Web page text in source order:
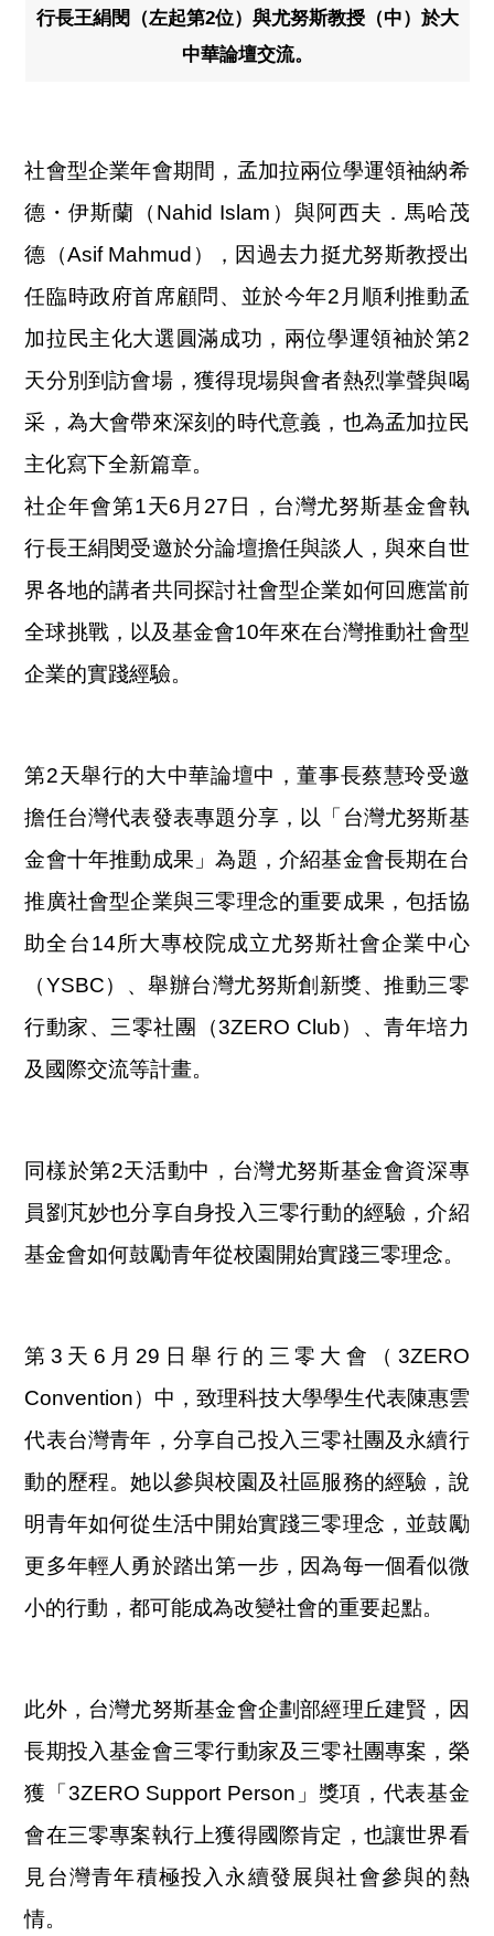
行長王絹閔（左起第2位）與尤努斯教授（中）於大
中華論壇交流。
社會型企業年會期間，孟加拉兩位學運領袖納希
德・伊斯蘭（Nahid Islam）與阿西夫．馬哈茂
德（Asif Mahmud），因過去力挺尤努斯教授出
任臨時政府首席顧問、並於今年2月順利推動孟
加拉民主化大選圓滿成功，兩位學運領袖於第2
天分別到訪會場，獲得現場與會者熱烈掌聲與喝
采，為大會帶來深刻的時代意義，也為孟加拉民
主化寫下全新篇章。
社企年會第1天6月27日，台灣尤努斯基金會執
行長王絹閔受邀於分論壇擔任與談人，與來自世
界各地的講者共同探討社會型企業如何回應當前
全球挑戰，以及基金會10年來在台灣推動社會型
企業的實踐經驗。
第2天舉行的大中華論壇中，董事長蔡慧玲受邀
擔任台灣代表發表專題分享，以「台灣尤努斯基
金會十年推動成果」為題，介紹基金會長期在台
推廣社會型企業與三零理念的重要成果，包括協
助全台14所大專校院成立尤努斯社會企業中心
（YSBC）、舉辦台灣尤努斯創新獎、推動三零
行動家、三零社團（3ZERO Club）、青年培力
及國際交流等計畫。
同樣於第2天活動中，台灣尤努斯基金會資深專
員劉芃妙也分享自身投入三零行動的經驗，介紹
基金會如何鼓勵青年從校園開始實踐三零理念。
第3天6月29日舉行的三零大會（3ZERO
Convention）中，致理科技大學學生代表陳惠雲
代表台灣青年，分享自己投入三零社團及永續行
動的歷程。她以參與校園及社區服務的經驗，說
明青年如何從生活中開始實踐三零理念，並鼓勵
更多年輕人勇於踏出第一步，因為每一個看似微
小的行動，都可能成為改變社會的重要起點。
此外，台灣尤努斯基金會企劃部經理丘建賢，因
長期投入基金會三零行動家及三零社團專案，榮
獲「3ZERO Support Person」獎項，代表基金
會在三零專案執行上獲得國際肯定，也讓世界看
見台灣青年積極投入永續發展與社會參與的熱
情。